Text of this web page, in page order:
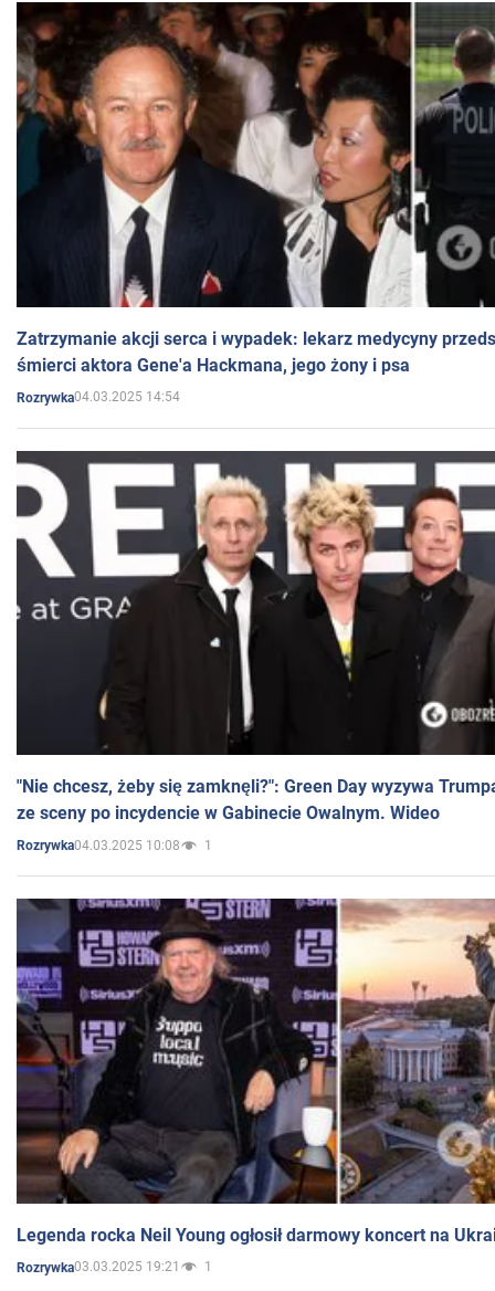
Zatrzymanie akcji serca i wypadek: lekarz medycyny
śmierci aktora Gene'a Hackmana, jego żony i psa
Rozrywka04.03.2025 14:54
"Nie chcesz, żeby się zamknęli?": Green Day wyzywa
ze sceny po incydencie w Gabinecie Owalnym. Wideo
Rozrywka04.03.2025 10:08 1
Legenda rocka Neil Young ogłosił darmowy koncert na
Rozrywka03.03.2025 19:21 1